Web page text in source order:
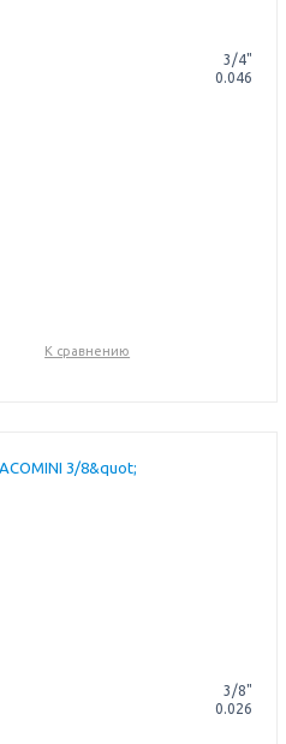
3/4"
0.046
К сравнению
3/8"
0.026